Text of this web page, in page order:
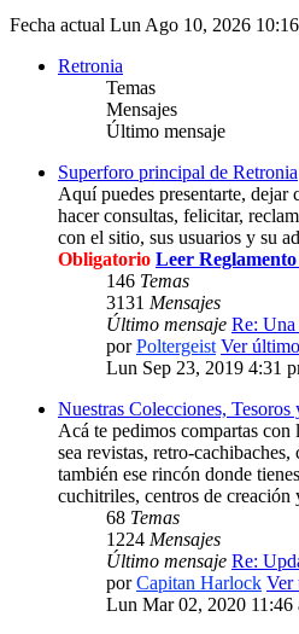
Fecha actual Lun Ago 10, 2026
Retronia
Temas
Mensajes
Último mensaje
Superforo principal de Retronia
Aquí puedes presentarte, dejar
hacer consultas, felicitar,
con el sitio, sus usuarios y su
Obligatorio Leer
146 Temas
3131 Mensajes
Último mensaje Re:
porPoltergeist Ver
Lun Sep 23, 2019 4:31
Nuestras Colecciones,
Acá te pedimos compartas
sea revistas, retro-
también ese rincón donde
cuchitriles, centros de creación
68 Temas
1224 Mensajes
Último mensaje Re:
porCapitan Harlock Ver
Lun Mar 02, 2020 11:46